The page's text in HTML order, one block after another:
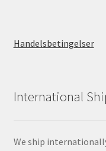
Handelsbetingelser
International
We ship